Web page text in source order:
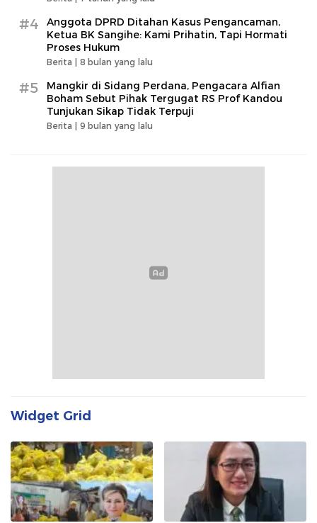
#4
Anggota DPRD Ditahan Kasus Pengancaman,
Ketua BK Sangihe: Kami Prihatin, Tapi Hormati
Proses Hukum
Berita | 8 bulan yang lalu
#5
Mangkir di Sidang Perdana, Pengacara Alfian
Boham Sebut Pihak Tergugat RS Prof Kandou
Tunjukan Sikap Tidak Terpuji
Berita | 9 bulan yang lalu
Widget Grid